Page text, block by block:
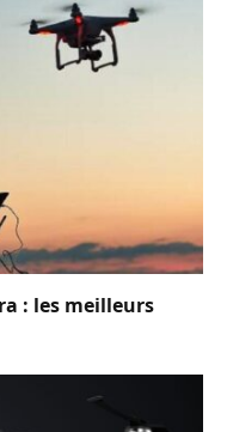
: les meilleurs